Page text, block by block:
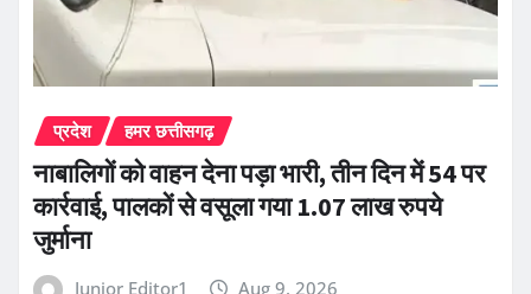
प्रदेश हमर छत्तीसगढ़
नाबालिगों को वाहन देना पड़ा भारी, तीन दिन में 54 पर
कार्रवाई, पालकों से वसूला गया 1.07 लाख रुपये
जुर्माना
Junior Editor1 Aug 9, 2026